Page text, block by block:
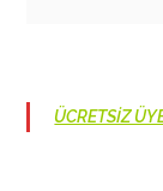
ÜCRETSİZ